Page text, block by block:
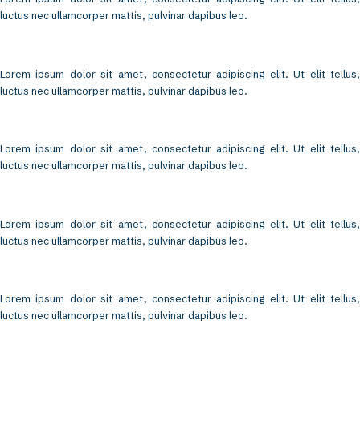
luctus nec ullamcorper mattis, pulvinar dapibus leo.
Lorem ipsum dolor sit amet, consectetur adipiscing elit. Ut elit tellus,
luctus nec ullamcorper mattis, pulvinar dapibus leo.
Lorem ipsum dolor sit amet, consectetur adipiscing elit. Ut elit tellus,
luctus nec ullamcorper mattis, pulvinar dapibus leo.
Lorem ipsum dolor sit amet, consectetur adipiscing elit. Ut elit tellus,
luctus nec ullamcorper mattis, pulvinar dapibus leo.
Lorem ipsum dolor sit amet, consectetur adipiscing elit. Ut elit tellus,
luctus nec ullamcorper mattis, pulvinar dapibus leo.